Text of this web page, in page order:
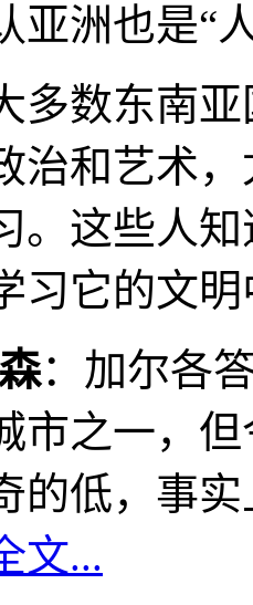
亚洲也是“
多数东南
治和艺术
。这些人
习它的文
：加尔各
市之一，
的低，事
文...